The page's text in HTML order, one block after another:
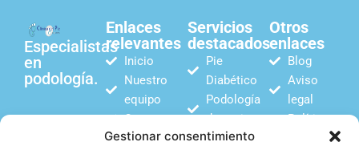
Gestionar consentimiento
Especialistas
en
podología.
Enlaces
relevantes
Inicio
Nuestro
equipo
Contacto
Servicios
destacados
Pie
Diabético
Podología
deportiva
Plantillas
Otros
enlaces
Blog
Aviso
legal
Política